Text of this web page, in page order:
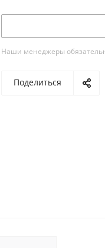
Наши менеджеры
Поделиться